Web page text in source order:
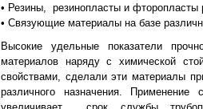
• Резины, резинопласты и фторопласты
• Связующие материалы на базе
Высокие удельные показатели
материалов наряду с химической
свойствами, сделали эти материалы
различного назначения. Применение